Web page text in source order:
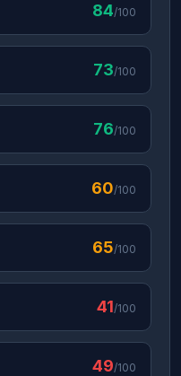
84/100
73/100
76/100
60/100
65/100
41/100
49/100